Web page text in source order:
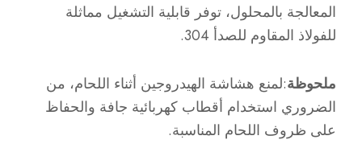
المعالجة بالمحلول، توفر قابلية التشغيل مماثلة
للفولاذ المقاوم للصدأ 304.
ملحوظة:لمنع هشاشة الهيدروجين أثناء اللحام، من
الضروري استخدام أقطاب كهربائية جافة والحفاظ
على ظروف اللحام المناسبة.